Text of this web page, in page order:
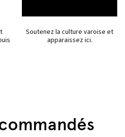
Soutenez la culture varoise et
apparaissez ici.